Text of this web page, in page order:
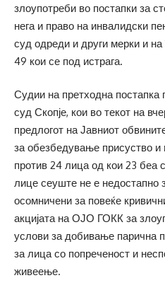
злоупотреби во постапки за
нега и право на инвалидски
суд одреди и други мерки и
49 кои се под истрага.
Судии на претходна постапка
суд Скопје, кои во текот на
предлогот на Јавниот
за обезбедување присуство и
против 24 лица од кои 23 беа
лице сеуште не е недостапно
осомничени за повеќе
акцијата на ОЈО ГОКК за
услови за добивање парична
за лица со попреченост и
живеење.